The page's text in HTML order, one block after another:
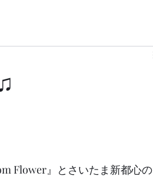
Flower』とさいたま新都心の